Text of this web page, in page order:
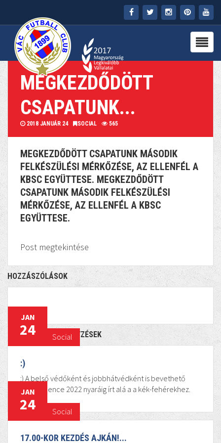
MEGKEZDŐDÖTT
CSAPATUNK...
2018 JANUÁR 24 SOCIAL 565
MEGKEZDŐDÖTT CSAPATUNK MÁSODIK
FELKÉSZÜLÉSI MÉRKŐZÉSE, AZ ELLENFÉL A
KBSC EGYÜTTESE. MEGKEZDŐDÖTT
CSAPATUNK MÁSODIK FELKÉSZÜLÉSI
MÉRKŐZÉSE, AZ ELLENFÉL A KBSC
EGYÜTTESE.
Post megtekintése
HOZZÁSZÓLÁSOK
KAPCSOLÓDÓ BEJEGYZÉSEK
Social
JAN
24
:)
:) A belső védőként és jobbhátvédként is bevethető
Molnár Bence 2022 nyaráig írt alá a a kék-fehérekhez.
Social
JAN
24
17.00-KOR KEZDÉS AJKÁN!...
FŐOLDAL
KLUB
HÍREK
STADION
PARTNEREK
SAJTÓ
MÉDIA